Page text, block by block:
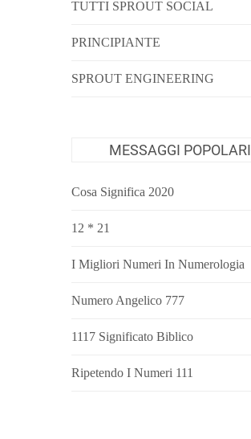
TUTTI SPROUT SOCIAL
PRINCIPIANTE
SPROUT ENGINEERING
MESSAGGI POPOLARI
Cosa Significa 2020
12 * 21
I Migliori Numeri In Numerologia
Numero Angelico 777
1117 Significato Biblico
Ripetendo I Numeri 111